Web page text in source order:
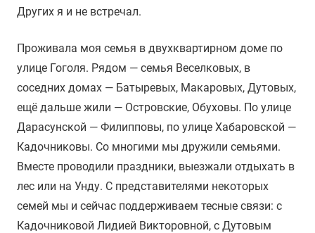
Других я и не встречал.
Проживала моя семья в двухквартирном доме по
улице Гоголя. Рядом — семья Веселковых, в
соседних домах — Батыревых, Макаровых, Дутовых,
ещё дальше жили — Островские, Обуховы. По улице
Дарасунской — Филипповы, по улице Хабаровской —
Кадочниковы. Со многими мы дружили семьями.
Вместе проводили праздники, выезжали отдыхать в
лес или на Унду. С представителями некоторых
семей мы и сейчас поддерживаем тесные связи: с
Кадочниковой Лидией Викторовной, с Дутовым